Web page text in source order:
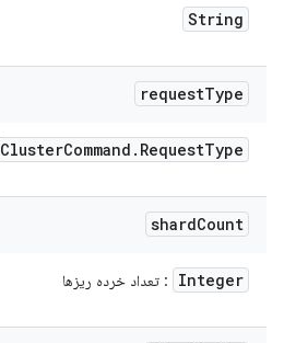
String
requestType
ClusterCommand . RequestType
shardCount
Integer : تعداد خرده ریزها